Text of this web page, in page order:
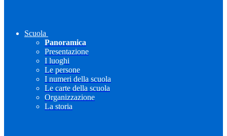
Scuola
Panoramica
Presentazione
I luoghi
Le persone
I numeri della scuola
Le carte della scuola
Organizzazione
La storia